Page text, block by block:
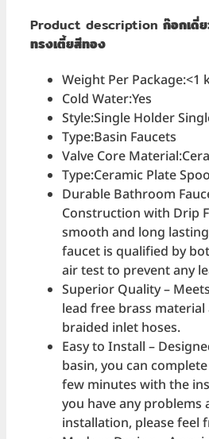
Product description ก๊อกเดี่
ทรงเตี้ยสีทอง
Weight Per Package:<1
Cold Water:Yes
Style:Single Holder
Type:Basin Faucets
Valve Core
Type:Ceramic Plate
Durable Bathroom
Construction with Drip
smooth and long
faucet is qualified by
air test to prevent any
Superior Quality –
lead free brass
braided inlet hoses.
Easy to Install –
basin, you can
few minutes with the
you have any problems
installation, please feel